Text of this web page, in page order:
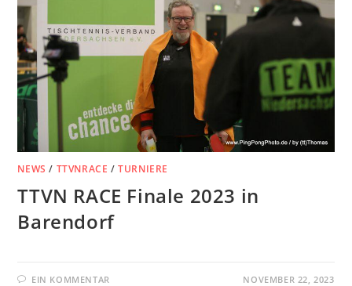
NEWS / TTVNRACE /TURNIERE
TTVN RACE Finale 2023 in
Barendorf
EIN KOMMENTAR NOVEMBER 22, 2023